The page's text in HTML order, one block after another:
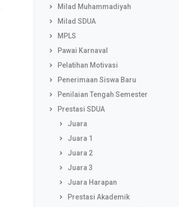
Milad Muhammadiyah
Milad SDUA
MPLS
Pawai Karnaval
Pelatihan Motivasi
Penerimaan Siswa Baru
Penilaian Tengah Semester
Prestasi SDUA
Juara
Juara 1
Juara 2
Juara 3
Juara Harapan
Prestasi Akademik